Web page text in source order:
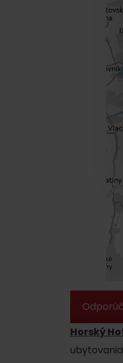
Horský